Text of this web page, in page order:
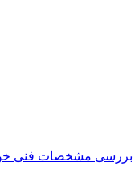
بررسی مشخصات فنی